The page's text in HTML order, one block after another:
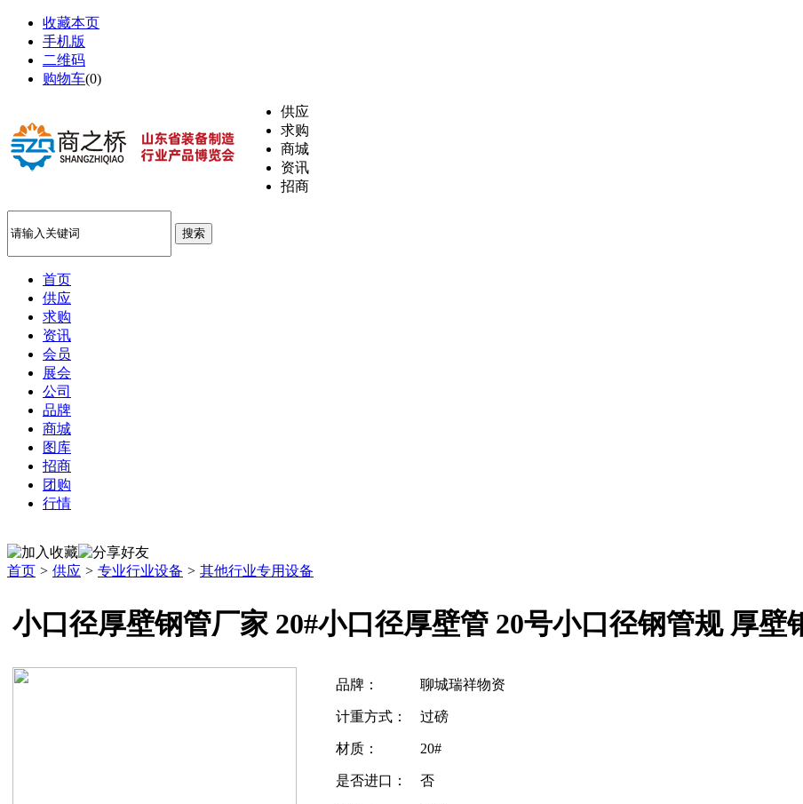
收藏本页
手机版
二维码
购物车(0)
供应
求购
商城
资讯
招商
搜索
首页
供应
求购
资讯
会员
展会
公司
品牌
商城
图库
招商
团购
行情
首页 > 供应 > 专业行业设备 > 其他行业专用设备
小口径厚壁钢管厂家 20#小口径厚壁管 20号小口径钢管规 厚壁
品牌： 聊城瑞祥物资
计重方式： 过磅
材质： 20#
是否进口： 否